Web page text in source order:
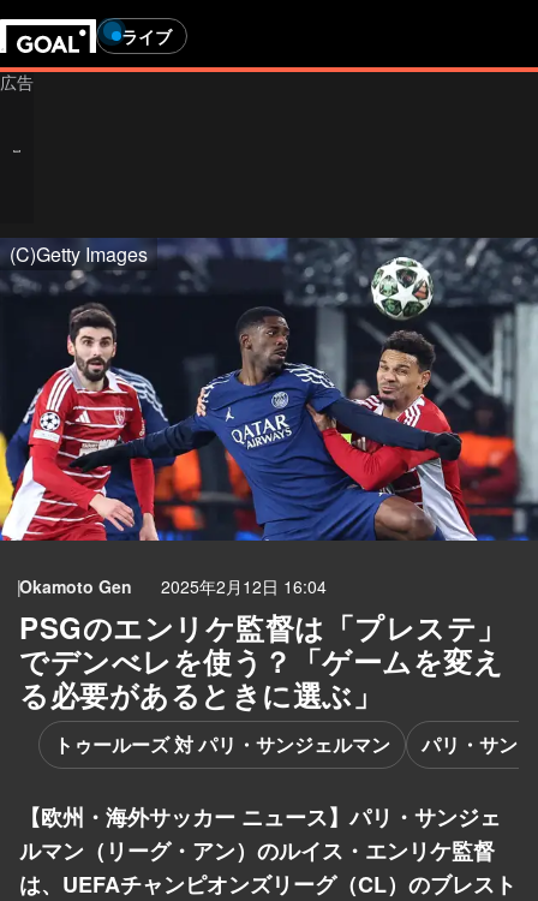
ライブ
(C)Getty Images
Okamoto Gen 2025年2月12日 16:04
PSGのエンリケ監督は「プレステ」
でデンべレを使う？「ゲームを変え
る必要があるときに選ぶ」
トゥールーズ 対 パリ・サンジェルマン パリ・サン
【欧州・海外サッカー ニュース】パリ・サンジェ
ルマン（リーグ・アン）のルイス・エンリケ監督
は、UEFAチャンピオンズリーグ（CL）のブレスト